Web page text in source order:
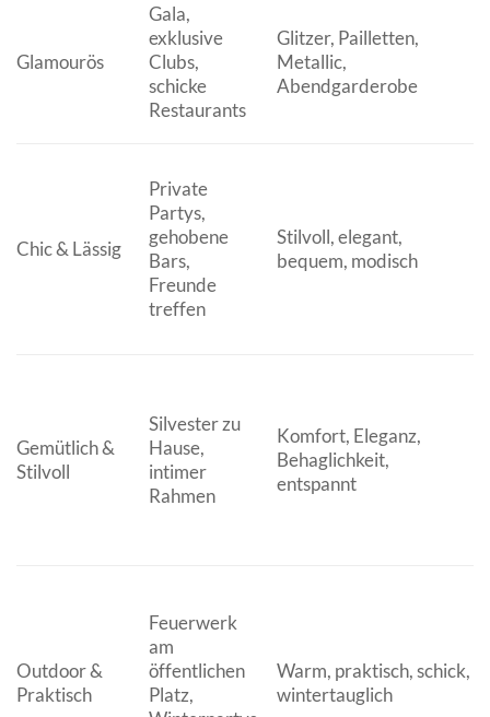
Glamourös
Gala,
exklusive
Clubs,
schicke
Restaurants
Glitzer, Pailletten,
Metallic,
Abendgarderobe
Chic & Lässig
Private
Partys,
gehobene
Bars,
Freunde
treffen
Stilvoll, elegant,
bequem, modisch
Gemütlich &
Stilvoll
Silvester zu
Hause,
intimer
Rahmen
Komfort, Eleganz,
Behaglichkeit,
entspannt
Outdoor &
Praktisch
Feuerwerk
am
öffentlichen
Platz,
Warm, praktisch, schick,
wintertauglich